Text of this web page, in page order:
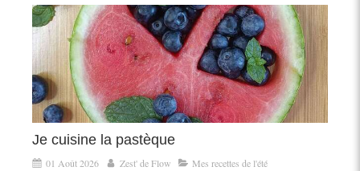
Je cuisine la pastèque
01 Août 2026 Zest' de Flow Mes recettes de l'été